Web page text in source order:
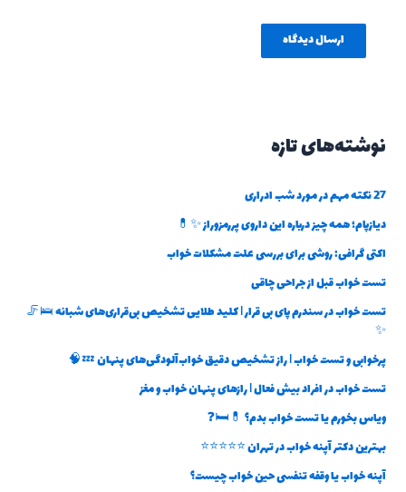
نوشته‌های تازه
27 نکته مهم در مورد شب ادراری
دیازپام؛ همه چیز درباره این داروی پررمزوراز ✨💊
اکتی گرافی: روشی برای بررسی علت مشکلات خواب
تست خواب قبل از جراحی چاقی
تست خواب در سندرم پای بی قرار | کلید طلایی تشخیص بی‌قراری‌های شبانه 🛌🦵
✨
پرخوابی و تست خواب | راز تشخیص دقیق خواب‌آلودگی‌های پنهان 💤🧠
تست خواب در افراد بیش فعال | رازهای پنهان خواب و مغز
ویاس بخورم یا تست خواب بدم؟ 💊🛏️❓
بهترین دکتر آپنه خواب در تهران ⭐⭐⭐⭐⭐
آپنه خواب یا وقفه تنفسی حین خواب چیست؟